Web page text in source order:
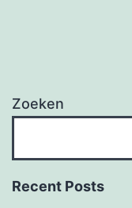
Zoeken
Recent Posts